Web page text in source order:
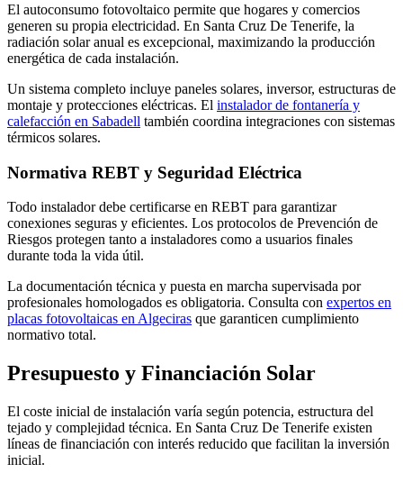
El autoconsumo fotovoltaico permite que hogares y comercios
generen su propia electricidad. En Santa Cruz De Tenerife, la
radiación solar anual es excepcional, maximizando la producción
energética de cada instalación.
Un sistema completo incluye paneles solares, inversor, estructuras de
montaje y protecciones eléctricas. El instalador de fontanería y
calefacción en Sabadell también coordina integraciones con sistemas
térmicos solares.
Normativa REBT y Seguridad Eléctrica
Todo instalador debe certificarse en REBT para garantizar
conexiones seguras y eficientes. Los protocolos de Prevención de
Riesgos protegen tanto a instaladores como a usuarios finales
durante toda la vida útil.
La documentación técnica y puesta en marcha supervisada por
profesionales homologados es obligatoria. Consulta con expertos en
placas fotovoltaicas en Algeciras que garanticen cumplimiento
normativo total.
Presupuesto y Financiación Solar
El coste inicial de instalación varía según potencia, estructura del
tejado y complejidad técnica. En Santa Cruz De Tenerife existen
líneas de financiación con interés reducido que facilitan la inversión
inicial.